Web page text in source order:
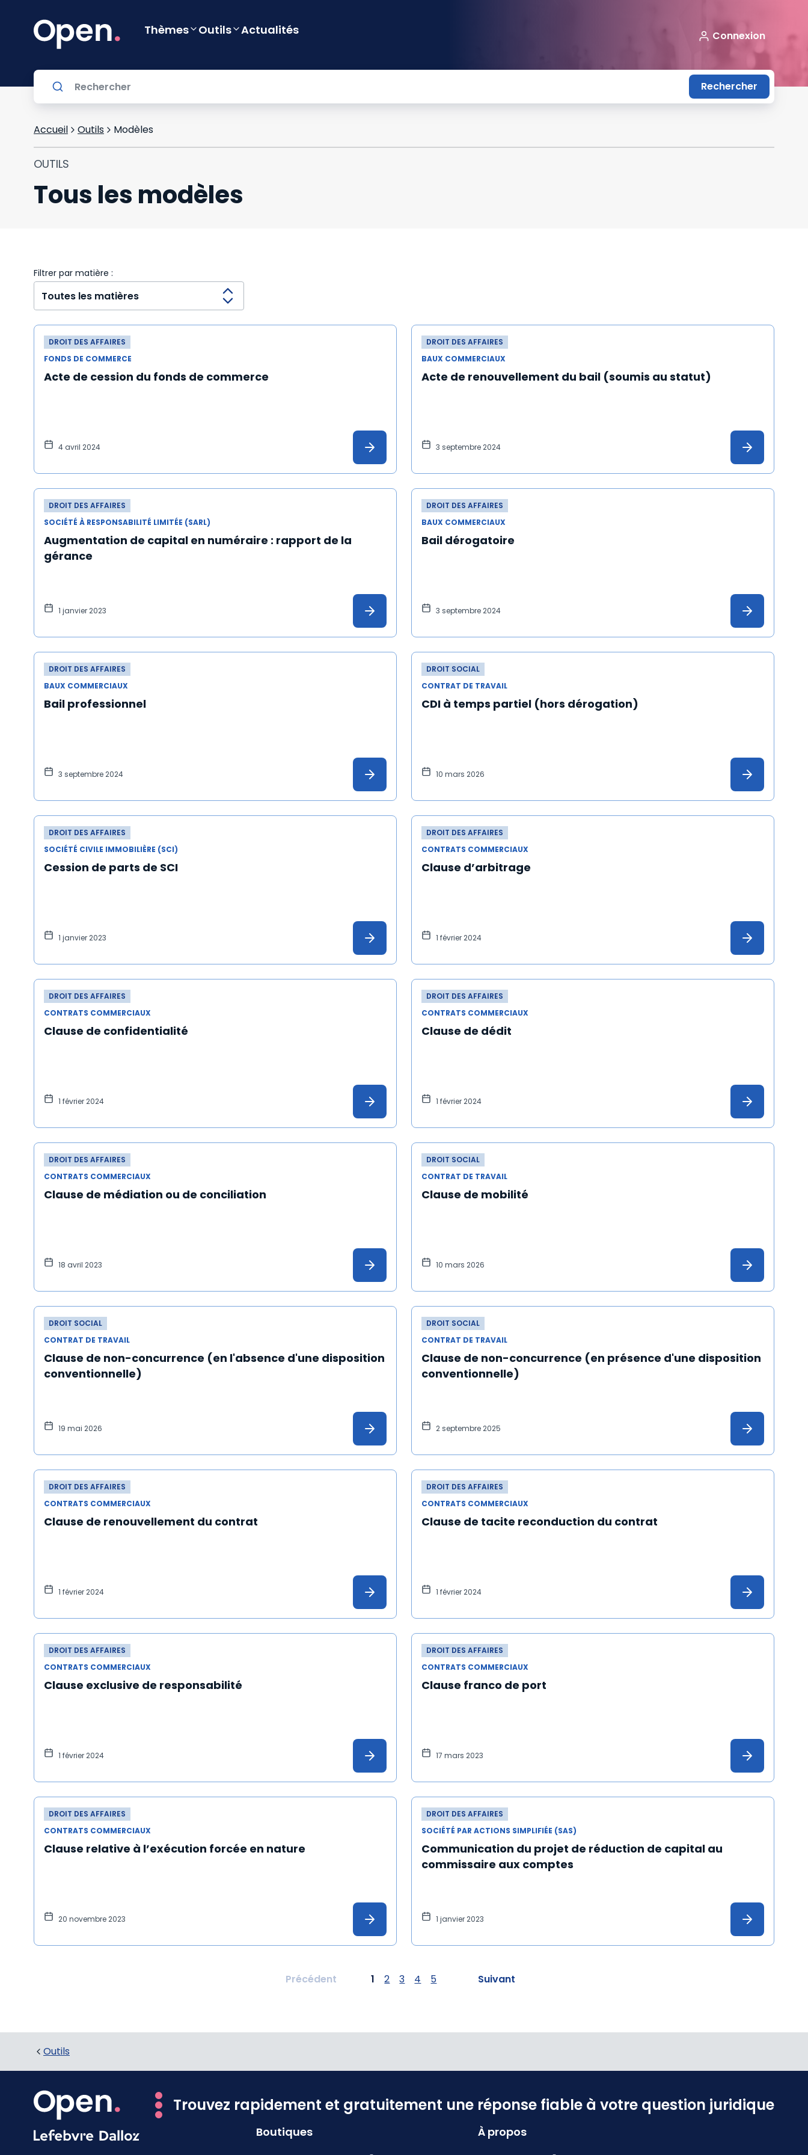
Thèmes Outils Actualités Connexion
Rechercher
Accueil Outils Modèles
OUTILS
Tous les modèles
Filtrer par matière :
DROIT DES AFFAIRES
FONDS DE COMMERCE
Acte de cession du fonds de commerce
4 avril 2024
DROIT DES AFFAIRES
BAUX COMMERCIAUX
Acte de renouvellement du bail (soumis au statut)
3 septembre 2024
DROIT DES AFFAIRES
SOCIÉTÉ À RESPONSABILITÉ LIMITÉE (SARL)
Augmentation de capital en numéraire : rapport de la
gérance
1 janvier 2023
DROIT DES AFFAIRES
BAUX COMMERCIAUX
Bail dérogatoire
3 septembre 2024
DROIT DES AFFAIRES
BAUX COMMERCIAUX
Bail professionnel
3 septembre 2024
DROIT SOCIAL
CONTRAT DE TRAVAIL
CDI à temps partiel (hors dérogation)
10 mars 2026
DROIT DES AFFAIRES
SOCIÉTÉ CIVILE IMMOBILIÈRE (SCI)
Cession de parts de SCI
1 janvier 2023
DROIT DES AFFAIRES
CONTRATS COMMERCIAUX
Clause d’arbitrage
1 février 2024
DROIT DES AFFAIRES
CONTRATS COMMERCIAUX
Clause de confidentialité
1 février 2024
DROIT DES AFFAIRES
CONTRATS COMMERCIAUX
Clause de dédit
1 février 2024
DROIT DES AFFAIRES
CONTRATS COMMERCIAUX
Clause de médiation ou de conciliation
18 avril 2023
DROIT SOCIAL
CONTRAT DE TRAVAIL
Clause de mobilité
10 mars 2026
DROIT SOCIAL
CONTRAT DE TRAVAIL
Clause de non-concurrence (en l'absence d'une disposition
conventionnelle)
19 mai 2026
DROIT SOCIAL
CONTRAT DE TRAVAIL
Clause de non-concurrence (en présence d'une disposition
conventionnelle)
2 septembre 2025
DROIT DES AFFAIRES
CONTRATS COMMERCIAUX
Clause de renouvellement du contrat
1 février 2024
DROIT DES AFFAIRES
CONTRATS COMMERCIAUX
Clause de tacite reconduction du contrat
1 février 2024
DROIT DES AFFAIRES
CONTRATS COMMERCIAUX
Clause exclusive de responsabilité
1 février 2024
DROIT DES AFFAIRES
CONTRATS COMMERCIAUX
Clause franco de port
17 mars 2023
DROIT DES AFFAIRES
CONTRATS COMMERCIAUX
Clause relative à l’exécution forcée en nature
20 novembre 2023
DROIT DES AFFAIRES
SOCIÉTÉ PAR ACTIONS SIMPLIFIÉE (SAS)
Communication du projet de réduction de capital au
commissaire aux comptes
1 janvier 2023
Précédent 1 2 3 4 5 Suivant
Outils
Trouvez rapidement et gratuitement une réponse fiable à votre question juridique
Boutiques À propos